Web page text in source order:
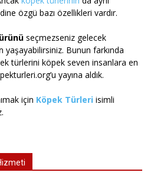
özgü bazı özellikleri vardır.
seçmezseniz gelecek
Bunun farkında
türlerini köpek seven insanlara en
yayına aldık.
için Köpek Türleri isimli